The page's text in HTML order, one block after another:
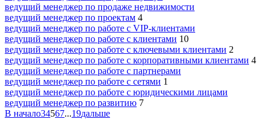
ведущий менеджер по продаже недвижимости
ведущий менеджер по проектам 4
ведущий менеджер по работе с VIP-клиентами
ведущий менеджер по работе с клиентами 10
ведущий менеджер по работе с ключевыми клиентами 2
ведущий менеджер по работе с корпоративными клиентами 4
ведущий менеджер по работе с партнерами
ведущий менеджер по работе с сетями 1
ведущий менеджер по работе с юридическими лицами
ведущий менеджер по развитию 7
В начало34567...19дальше